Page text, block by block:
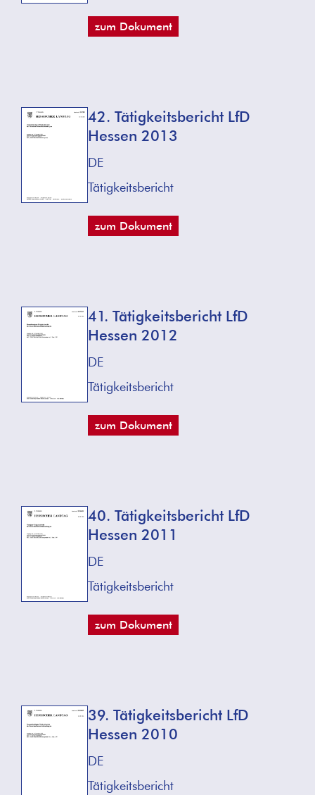
zum Dokument
42. Tätigkeitsbericht LfD
Hessen 2013
DE
Tätigkeitsbericht
zum Dokument
41. Tätigkeitsbericht LfD
Hessen 2012
DE
Tätigkeitsbericht
zum Dokument
40. Tätigkeitsbericht LfD
Hessen 2011
DE
Tätigkeitsbericht
zum Dokument
39. Tätigkeitsbericht LfD
Hessen 2010
DE
Tätigkeitsbericht